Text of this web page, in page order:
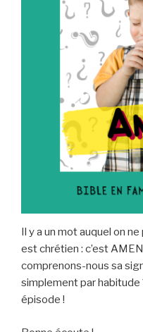
Il y a un mot auquel on
est chrétien : c’est
comprenons-nous sa
simplement par
épisode !